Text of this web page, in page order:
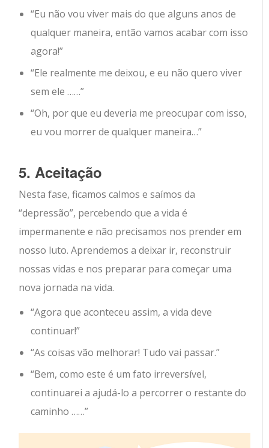
“Eu não vou viver mais do que alguns anos de
qualquer maneira, então vamos acabar com isso
agora!”
“Ele realmente me deixou, e eu não quero viver
sem ele ……”
“Oh, por que eu deveria me preocupar com isso,
eu vou morrer de qualquer maneira…”
5. Aceitação
Nesta fase, ficamos calmos e saímos da
“depressão”, percebendo que a vida é
impermanente e não precisamos nos prender em
nosso luto. Aprendemos a deixar ir, reconstruir
nossas vidas e nos preparar para começar uma
nova jornada na vida.
“Agora que aconteceu assim, a vida deve
continuar!”
“As coisas vão melhorar! Tudo vai passar.”
“Bem, como este é um fato irreversível,
continuarei a ajudá-lo a percorrer o restante do
caminho ……”